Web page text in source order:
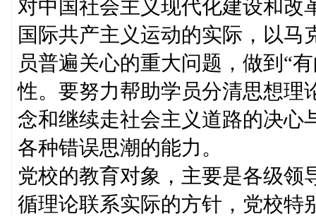
对中国社会主义现代化建设和改
国际共产主义运动的实际，以
员普遍关心的重大问题，做到“
性。要努力帮助学员分清思想理
念和继续走社会主义道路的决心
各种错误思潮的能力。
党校的教育对象，主要是各级领
循理论联系实际的方针，党校特